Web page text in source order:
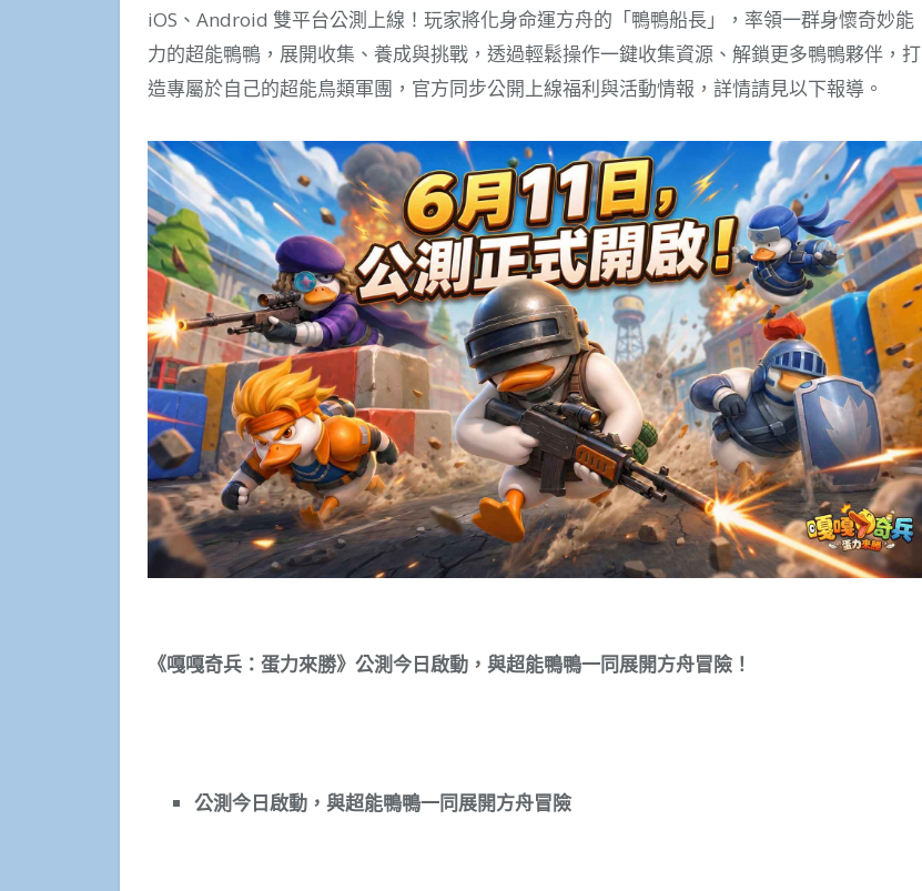
iOS、Android 雙平台公測上線！玩家將化身命運方舟的「鴨鴨船長」，率領一群身懷奇妙能
力的超能鴨鴨，展開收集、養成與挑戰，透過輕鬆操作一鍵收集資源、解鎖更多鴨鴨夥伴，打
造專屬於自己的超能鳥類軍團，官方同步公開上線福利與活動情報，詳情請見以下報導。
《嘎嘎奇兵：蛋力來勝》公測今日啟動，與超能鴨鴨一同展開方舟冒險！
公測今日啟動，與超能鴨鴨一同展開方舟冒險